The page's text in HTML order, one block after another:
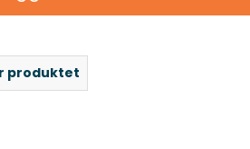
produktet